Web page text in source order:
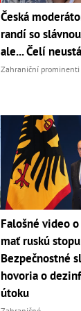
Česká
randí so
ale... Čelí
Zahraniční prominenti
Falošné video
mať ruskú
Bezpečnostné
hovoria o
útoku